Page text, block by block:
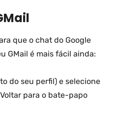
que o chat do Google
GMail é mais fácil ainda:
do seu perfil) e selecione
para o bate-papo